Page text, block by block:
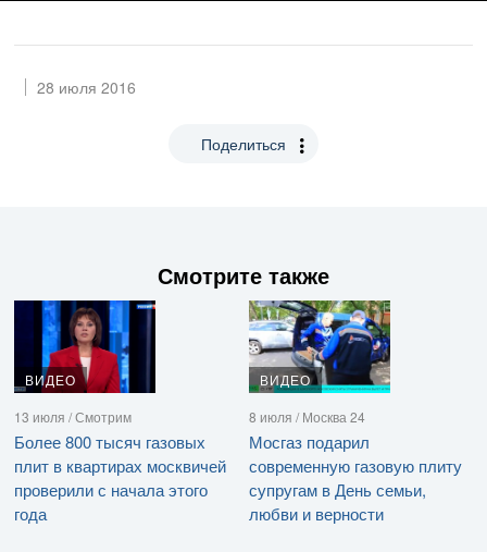
28 июля 2016
Поделиться
Смотрите также
ВИДЕО
13 июля / Смотрим
Более 800 тысяч газовых
плит в квартирах москвичей
проверили с начала этого
года
ВИДЕО
8 июля / Москва 24
Мосгаз подарил
современную газовую плиту
супругам в День семьи,
любви и верности